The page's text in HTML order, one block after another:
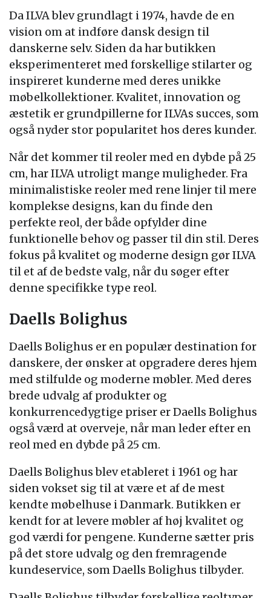
Da ILVA blev grundlagt i 1974, havde de en
vision om at indføre dansk design til
danskerne selv. Siden da har butikken
eksperimenteret med forskellige stilarter og
inspireret kunderne med deres unikke
møbelkollektioner. Kvalitet, innovation og
æstetik er grundpillerne for ILVAs succes, som
også nyder stor popularitet hos deres kunder.
Når det kommer til reoler med en dybde på 25
cm, har ILVA utroligt mange muligheder. Fra
minimalistiske reoler med rene linjer til mere
komplekse designs, kan du finde den
perfekte reol, der både opfylder dine
funktionelle behov og passer til din stil. Deres
fokus på kvalitet og moderne design gør ILVA
til et af de bedste valg, når du søger efter
denne specifikke type reol.
Daells Bolighus
Daells Bolighus er en populær destination for
danskere, der ønsker at opgradere deres hjem
med stilfulde og moderne møbler. Med deres
brede udvalg af produkter og
konkurrencedygtige priser er Daells Bolighus
også værd at overveje, når man leder efter en
reol med en dybde på 25 cm.
Daells Bolighus blev etableret i 1961 og har
siden vokset sig til at være et af de mest
kendte møbelhuse i Danmark. Butikken er
kendt for at levere møbler af høj kvalitet og
god værdi for pengene. Kunderne sætter pris
på det store udvalg og den fremragende
kundeservice, som Daells Bolighus tilbyder.